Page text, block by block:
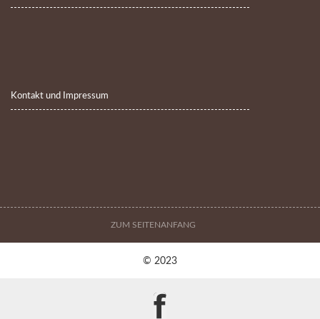
Kontakt und Impressum
ZUM SEITENANFANG
© 2023